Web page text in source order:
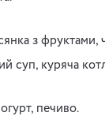
з фруктами,
суп, куряча
печиво.